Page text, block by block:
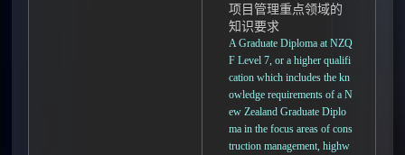
项目管理重点领域的
知识要求
A Graduate Diploma at NZQ
F Level 7, or a higher qualifi
cation which includes the kn
owledge requirements of a N
ew Zealand Graduate Diplo
ma in the focus areas of cons
truction management, highw